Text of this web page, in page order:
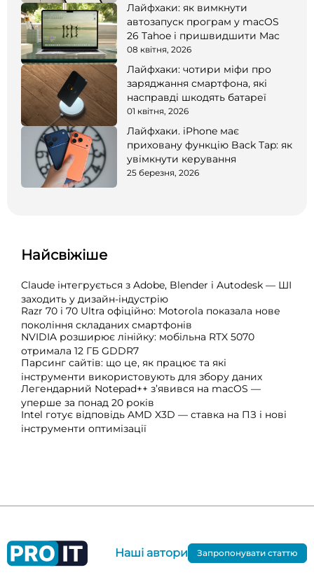
Лайфхаки: як вимкнути
автозапуск програм у macOS
26 Tahoe і пришвидшити Mac
08 квітня, 2026
Лайфхаки: чотири міфи про
заряджання смартфона, які
насправді шкодять батареї
01 квітня, 2026
Лайфхаки. iPhone має
приховану функцію Back Tap: як
увімкнути керування
25 березня, 2026
Найсвіжіше
Claude інтегрується з Adobe, Blender і Autodesk — ШІ
заходить у дизайн-індустрію
Razr 70 і 70 Ultra офіційно: Motorola показала нове
покоління складаних смартфонів
NVIDIA розширює лінійку: мобільна RTX 5070
отримала 12 ГБ GDDR7
Парсинг сайтів: що це, як працює та які
інструменти використовують для збору даних
Легендарний Notepad++ з’явився на macOS —
уперше за понад 20 років
Intel готує відповідь AMD X3D — ставка на ПЗ і нові
інструменти оптимізації
Наші автори Запропонувати статтю